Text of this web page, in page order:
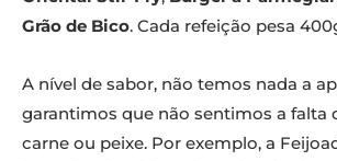
Grão de Bico. Cada refeição pesa
A nível de sabor, não temos nada a
garantimos que não sentimos a falta
carne ou peixe. Por exemplo, a